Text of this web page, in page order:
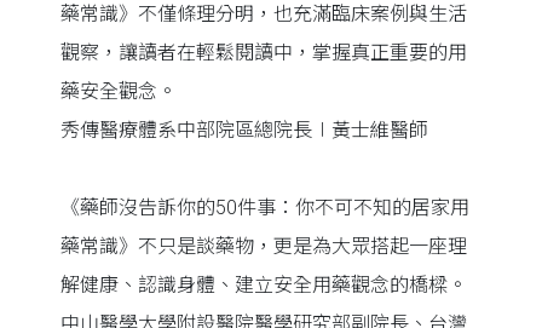
藥常識》不僅條理分明，也充滿臨床案例與生活
觀察，讓讀者在輕鬆閱讀中，掌握真正重要的用
藥安全觀念。
秀傳醫療體系中部院區總院長∣黃士維醫師
《藥師沒告訴你的50件事：你不可不知的居家用
藥常識》不只是談藥物，更是為大眾搭起一座理
解健康、認識身體、建立安全用藥觀念的橋樑。